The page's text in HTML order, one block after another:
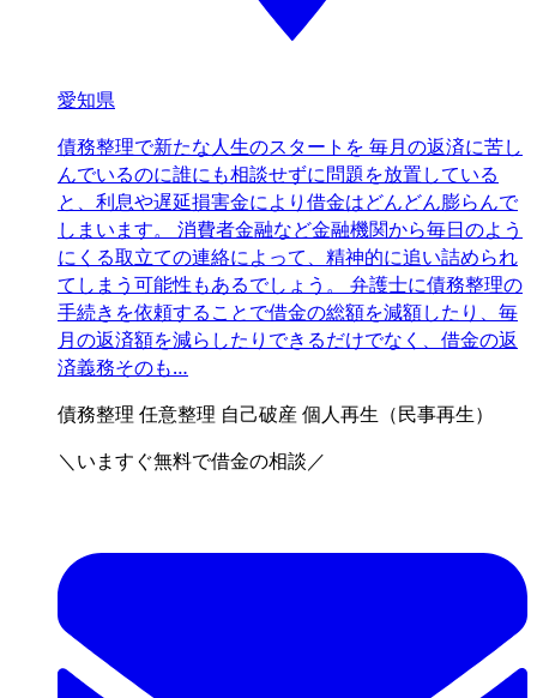
愛知県
債務整理で新たな人生のスタートを 毎月の返済に苦し
んでいるのに誰にも相談せずに問題を放置している
と、利息や遅延損害金により借金はどんどん膨らんで
しまいます。 消費者金融など金融機関から毎日のよう
にくる取立ての連絡によって、精神的に追い詰められ
てしまう可能性もあるでしょう。 弁護士に債務整理の
手続きを依頼することで借金の総額を減額したり、毎
月の返済額を減らしたりできるだけでなく、借金の返
済義務そのも…
債務整理 任意整理 自己破産個人再生（民事再生）
＼いますぐ無料で借金の相談／